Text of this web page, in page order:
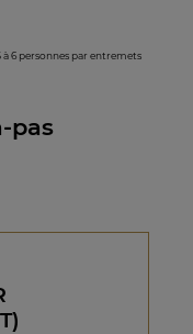
6 personnes par entremets
pas